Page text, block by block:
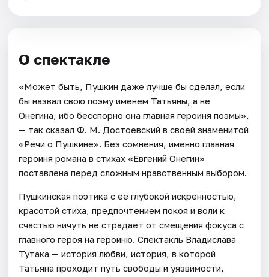
О спектакле
«Может быть, Пушкин даже лучше бы сделал, если
бы назвал свою поэму именем Татьяны, а не
Онегина, ибо бесспорно она главная героиня поэмы»,
— так сказал Ф. М. Достоевский в своей знаменитой
«Речи о Пушкине». Без сомнения, именно главная
героиня романа в стихах «Евгений Онегин»
поставлена перед сложным нравственным выбором.
Пушкинская поэтика с её глубокой искренностью,
красотой стиха, предпочтением покоя и воли к
счастью ничуть не страдает от смещения фокуса с
главного героя на героиню. Спектакль Владислава
Тутака — история любви, история, в которой
Татьяна проходит путь свободы и уязвимости,